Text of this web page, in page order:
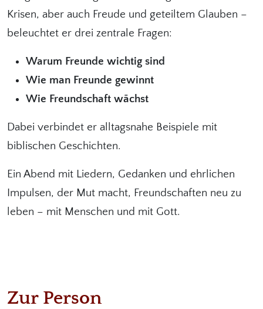
Krisen, aber auch Freude und geteiltem Glauben –
beleuchtet er drei zentrale Fragen:
Warum Freunde wichtig sind
Wie man Freunde gewinnt
Wie Freundschaft wächst
Dabei verbindet er alltagsnahe Beispiele mit
biblischen Geschichten.
Ein Abend mit Liedern, Gedanken und ehrlichen
Impulsen, der Mut macht, Freundschaften neu zu
leben – mit Menschen und mit Gott.
Zur Person